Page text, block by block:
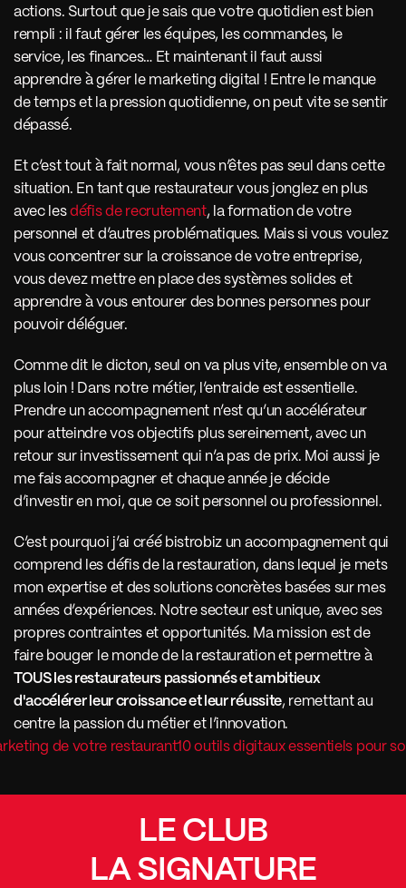
actions. Surtout que je sais que votre quotidien est bien
rempli : il faut gérer les équipes, les commandes, le
service, les finances… Et maintenant il faut aussi
apprendre à gérer le marketing digital ! Entre le manque
de temps et la pression quotidienne, on peut vite se sentir
dépassé.
Et c’est tout à fait normal, vous n’êtes pas seul dans cette
situation. En tant que restaurateur vous jonglez en plus
avec les défis de recrutement, la formation de votre
personnel et d’autres problématiques. Mais si vous voulez
vous concentrer sur la croissance de votre entreprise,
vous devez mettre en place des systèmes solides et
apprendre à vous entourer des bonnes personnes pour
pouvoir déléguer.
Comme dit le dicton, seul on va plus vite, ensemble on va
plus loin ! Dans notre métier, l’entraide est essentielle.
Prendre un accompagnement n’est qu’un accélérateur
pour atteindre vos objectifs plus sereinement, avec un
retour sur investissement qui n’a pas de prix. Moi aussi je
me fais accompagner et chaque année je décide
d’investir en moi, que ce soit personnel ou professionnel.
C’est pourquoi j’ai créé bistrobiz un accompagnement qui
comprend les défis de la restauration, dans lequel je mets
mon expertise et des solutions concrètes basées sur mes
années d’expériences. Notre secteur est unique, avec ses
propres contraintes et opportunités. Ma mission est de
faire bouger le monde de la restauration et permettre à
TOUS les restaurateurs passionnés et ambitieux
d'accélérer leur croissance et leur réussite, remettant au
centre la passion du métier et l’innovation.
de votre restaurant10 outils digitaux essentiels pour
LE CLUB
LA SIGNATURE